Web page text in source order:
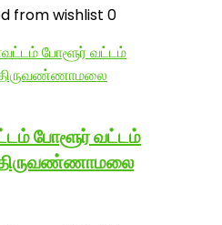
from wishlist 0
போளூர் வட்டம்
திருவண்ணாமலை